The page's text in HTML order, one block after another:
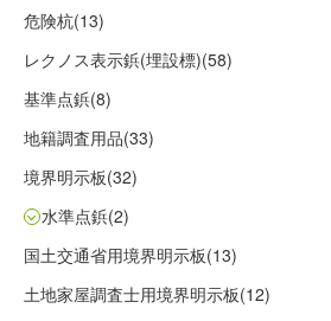
危険杭(13)
レクノス表示鋲(埋設標)(58)
基準点鋲(8)
地籍調査用品(33)
境界明示板(32)
水準点鋲(2)
国土交通省用境界明示板(13)
土地家屋調査士用境界明示板(12)